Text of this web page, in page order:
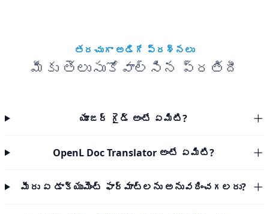
తరచుగా అడిగే ప్రశ్నలు
మీకు తెలుసుకోవాల్సిన ప్రతిదీ
యూజర్ గైడ్ అంటే ఏమిటి?
OpenL Doc Translator అంటే ఏమిటి?
మీరు ఏ డాక్యుమెంట్ ఫార్మాట్‌లను అనువదించగలరు?